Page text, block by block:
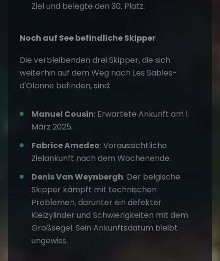
Ziel und belegte den 30. Platz.
Noch auf See befindliche Skipper
Die verbleibenden drei Skipper, die sich
weiterhin auf dem Weg nach Les Sables-
d'Olonne befinden, sind:
Manuel Cousin: Erwartete Ankunft am 1.
März 2025.
Fabrice Amedeo: Voraussichtliche
Zielankunft nach dem Wochenende.
Denis Van Weynbergh: Der belgische
Skipper kämpft mit technischen
Problemen, darunter ein defekter
Kielzylinder und Schwierigkeiten mit dem
Großsegel. Sein Ankunftsdatum bleibt
ungewiss.